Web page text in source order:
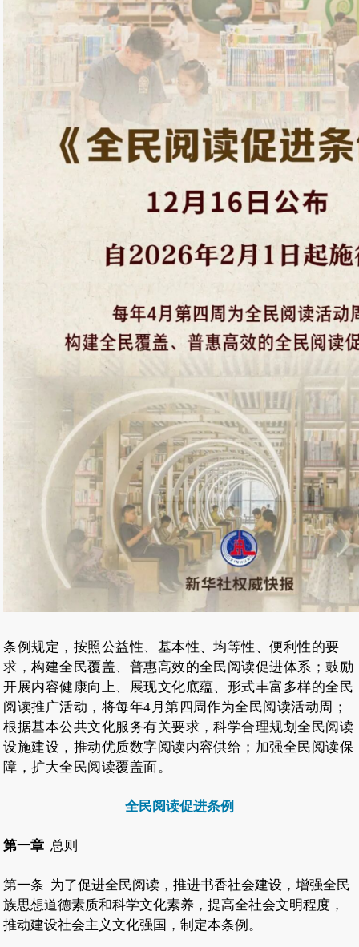
条例规定，按照公益性、基本性、均等性、便利性的要
求，构建全民覆盖、普惠高效的全民阅读促进体系；鼓励
开展内容健康向上、展现文化底蕴、形式丰富多样的全民
阅读推广活动，将每年4月第四周作为全民阅读活动周；
根据基本公共文化服务有关要求，科学合理规划全民阅读
设施建设，推动优质数字阅读内容供给；加强全民阅读保
障，扩大全民阅读覆盖面。
全民阅读促进条例
第一章 总则
第一条 为了促进全民阅读，推进书香社会建设，增强全民
族思想道德素质和科学文化素养，提高全社会文明程度，
推动建设社会主义文化强国，制定本条例。